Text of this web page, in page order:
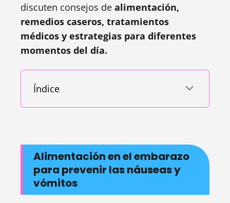
discuten consejos de alimentación,
remedios caseros, tratamientos
médicos y estrategias para diferentes
momentos del día.
Índice
Alimentación en el embarazo
para prevenir las náuseas y
vómitos